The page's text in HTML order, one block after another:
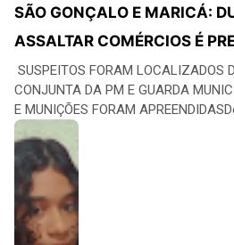
SÃO GONÇALO E MARICÁ:
ASSALTAR COMÉRCIOS É
SUSPEITOS FORAM LOCALIZADOS
CONJUNTA DA PM E GUARDA
E MUNIÇÕES FORAM